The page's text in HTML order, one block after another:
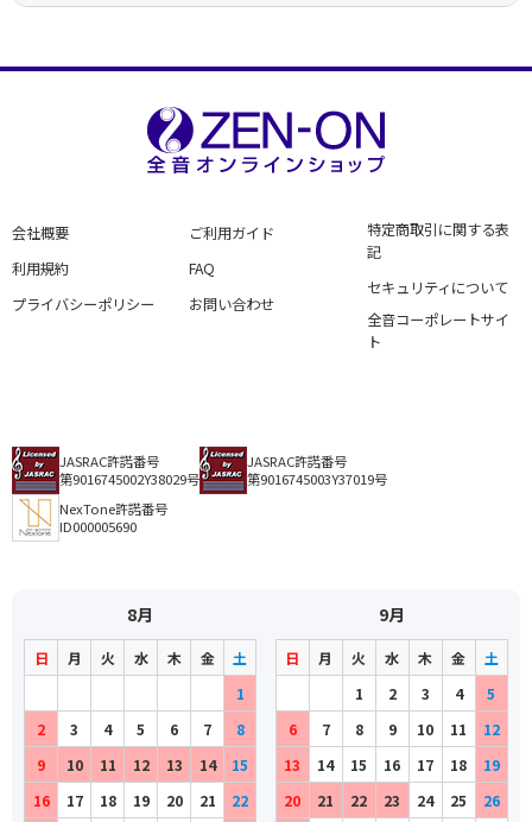
会社概要
利用規約
プライバシーポリシー
ご利用ガイド
FAQ
お問い合わせ
特定商取引に関する表
記
セキュリティについて
全音コーポレートサイ
ト
JASRAC許諾番号
第9016745002Y38029号
JASRAC許諾番号
第9016745003Y37019号
NexTone許諾番号
ID000005690
8月
日 月 火 水 木 金
土
1
2
3 4 5 6 7
8
9
10 11 12 13 14
15
16
17 18 19 20 21 22
9月
日 月 火 水 木 金
土
1
2 3 4
5
6
7 8 9 10 11
12
13
14 15 16 17 18
19
20
21 22 23 24 25 26